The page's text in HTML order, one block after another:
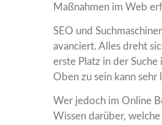
Maßnahmen im Web
SEO und
avanciert. Alles dreht
erste Platz in der
Oben zu sein kann sehr
Wer jedoch im Online
Wissen darüber,